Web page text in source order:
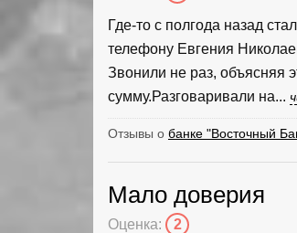
Где-то с полгода назад
телефону Евгения
Звонили не раз, объясняя
сумму.Разговаривали на...
Отзывы о банке "Восточный
Мало доверия
Оценка: 2